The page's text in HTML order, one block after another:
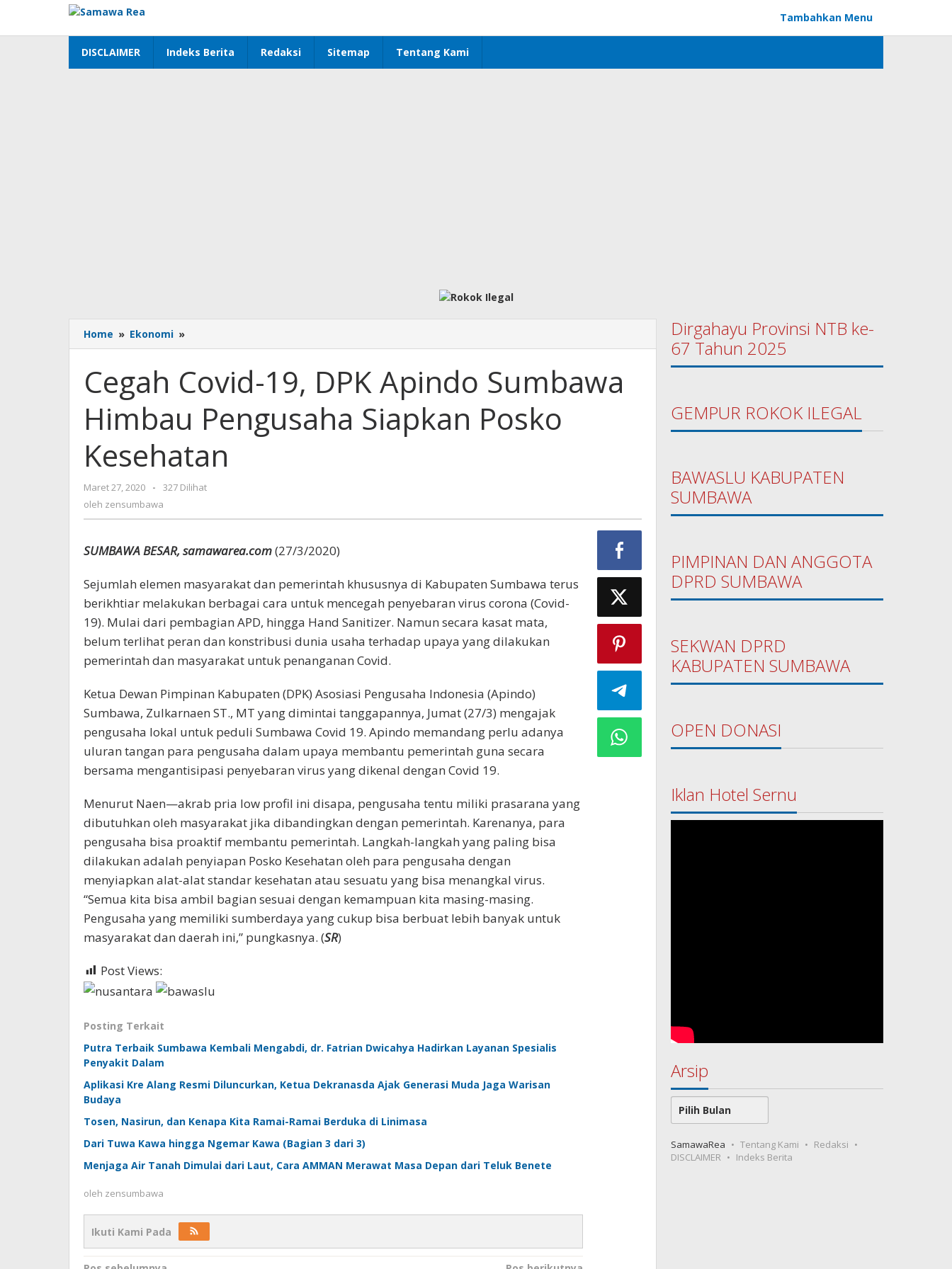
konten
Tambahkan Menu
DISCLAIMER Indeks Berita Redaksi Sitemap Tentang Kami
Home » Ekonomi »
Covid-
DPK
Apindo
Sumbawa
Himbau
Siapkan
Posko
Kesehatan
Cegah Covid-19, DPK Apindo Sumbawa
Himbau Pengusaha Siapkan Posko
Kesehatan
Maret 27, 2020
oleh
zensumbawa
-
327 Dilihat
oleh zensumbawa
SUMBAWA BESAR, samawarea.com(27/3/2020)
Sejumlah elemen masyarakat dan pemerintah khususnya di Kabupaten Sumbawa terus
berikhtiar melakukan berbagai cara untuk mencegah penyebaran virus corona (Covid-
19). Mulai dari pembagian APD, hingga Hand Sanitizer. Namun secara kasat mata,
belum terlihat peran dan konstribusi dunia usaha terhadap upaya yang dilakukan
pemerintah dan masyarakat untuk penanganan Covid.
Ketua Dewan Pimpinan Kabupaten (DPK) Asosiasi Pengusaha Indonesia (Apindo)
Sumbawa, Zulkarnaen ST., MT yang dimintai tanggapannya, Jumat (27/3) mengajak
pengusaha lokal untuk peduli Sumbawa Covid 19. Apindo memandang perlu adanya
uluran tangan para pengusaha dalam upaya membantu pemerintah guna secara
bersama mengantisipasi penyebaran virus yang dikenal dengan Covid 19.
Menurut Naen—akrab pria low profil ini disapa, pengusaha tentu miliki prasarana yang
dibutuhkan oleh masyarakat jika dibandingkan dengan pemerintah. Karenanya, para
pengusaha bisa proaktif membantu pemerintah. Langkah-langkah yang paling bisa
dilakukan adalah penyiapan Posko Kesehatan oleh para pengusaha dengan
menyiapkan alat-alat standar kesehatan atau sesuatu yang bisa menangkal virus.
“Semua kita bisa ambil bagian sesuai dengan kemampuan kita masing-masing.
Pengusaha yang memiliki sumberdaya yang cukup bisa berbuat lebih banyak untuk
masyarakat dan daerah ini,” pungkasnya. (SR)
Post Views:
Posting Terkait
Putra Terbaik Sumbawa Kembali Mengabdi, dr. Fatrian Dwicahya Hadirkan Layanan Spesialis
Penyakit Dalam
Aplikasi Kre Alang Resmi Diluncurkan, Ketua Dekranasda Ajak Generasi Muda Jaga Warisan
Budaya
Tosen, Nasirun, dan Kenapa Kita Ramai-Ramai Berduka di Linimasa
Dari Tuwa Kawa hingga Ngemar Kawa (Bagian 3 dari 3)
Menjaga Air Tanah Dimulai dari Laut, Cara AMMAN Merawat Masa Depan dari Teluk Benete
oleh zensumbawa
Ikuti Kami Pada
Dirgahayu Provinsi NTB ke-
67 Tahun 2025
GEMPUR ROKOK ILEGAL
BAWASLU KABUPATEN
SUMBAWA
PIMPINAN DAN ANGGOTA
DPRD SUMBAWA
SEKWAN DPRD
KABUPATEN SUMBAWA
OPEN DONASI
Iklan Hotel Sernu
Arsip
Arsip
SamawaRea Tentang Kami
Redaksi
DISCLAIMER
Indeks Berita